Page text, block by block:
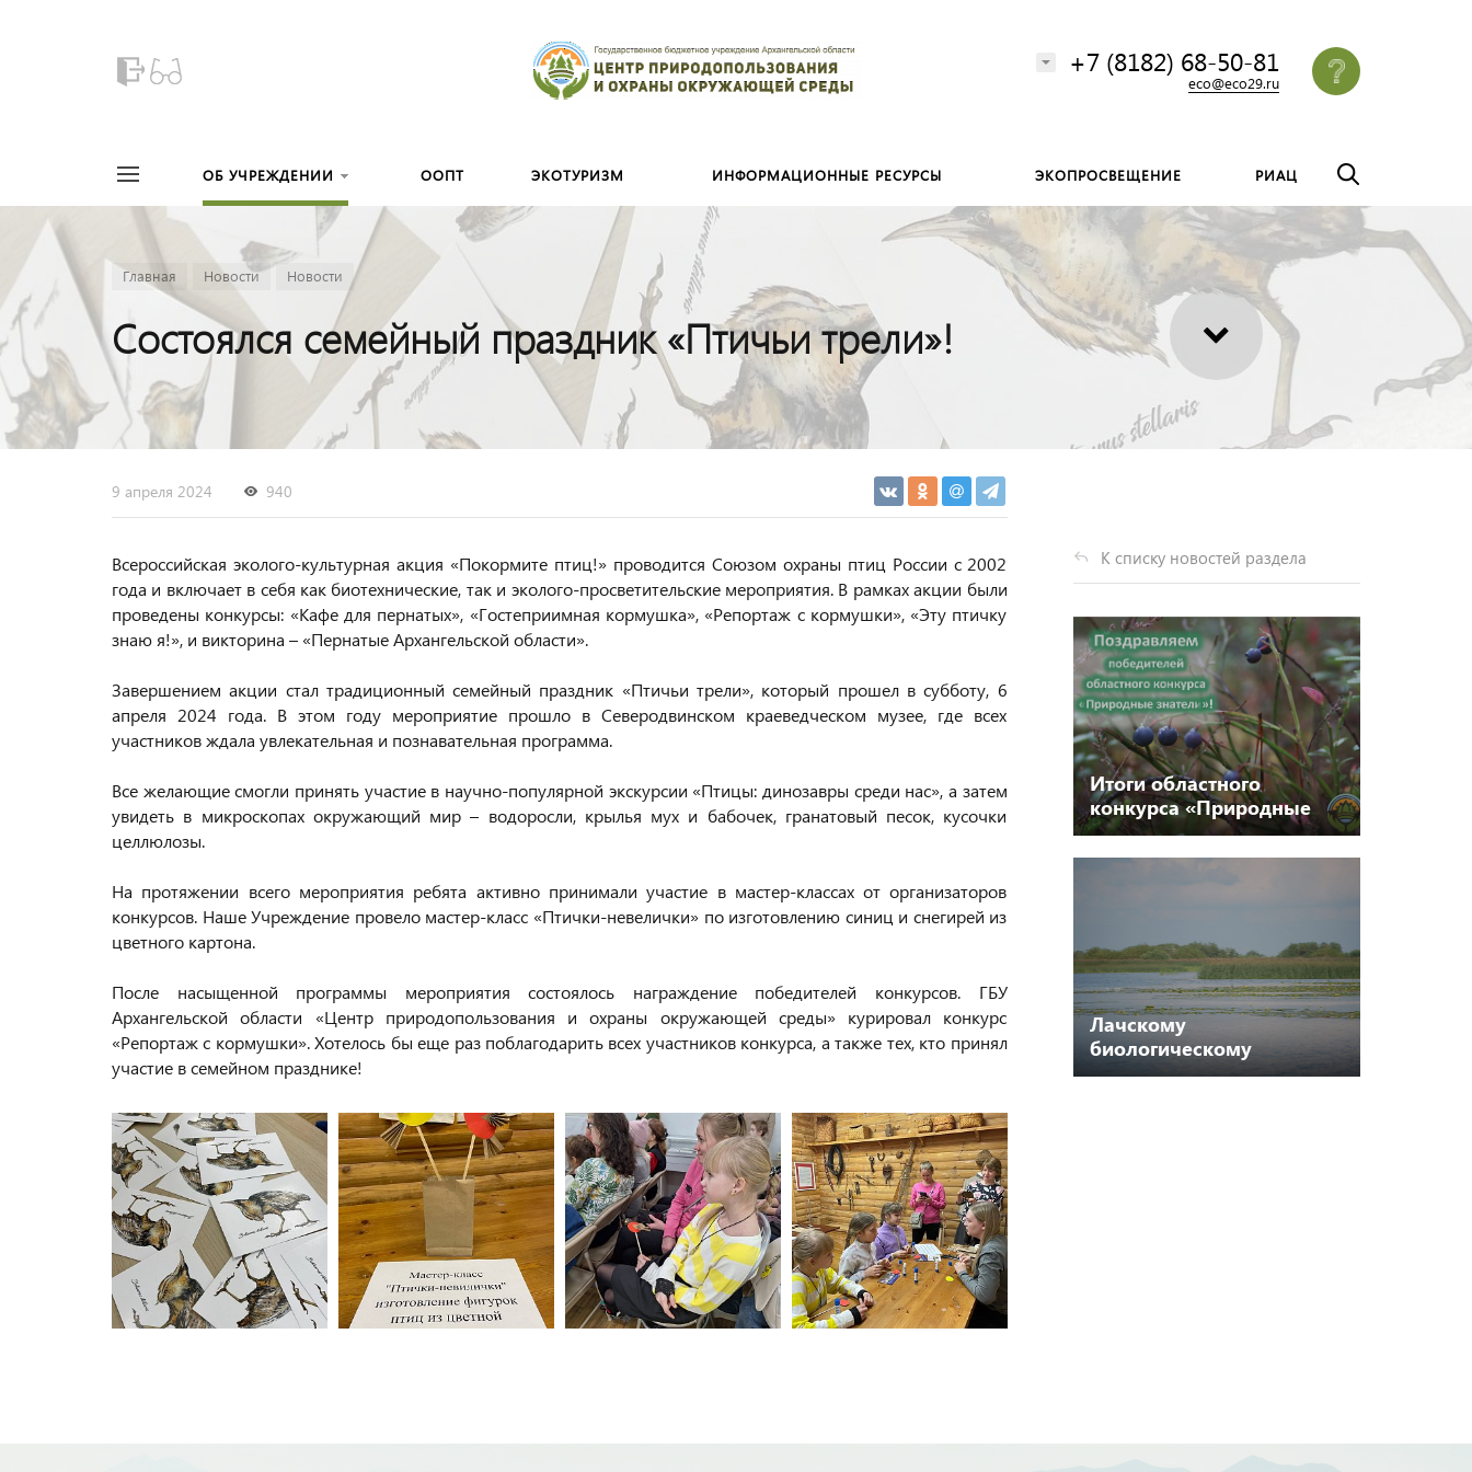
+7 (8182) 68-50-81
eco@eco29.ru
ОБ УЧРЕЖДЕНИИ ООПТ ЭКОТУРИЗМ ИНФОРМАЦИОННЫЕ РЕСУРСЫ ЭКОПРОСВЕЩЕНИЕ РИАЦ
Главная Новости Новости
Состоялся семейный праздник «Птичьи трели»!
К списку новостей раздела
Итоги областного
конкурса «Природные
знатели!»
Лачскому
биологическому
заказнику – 55 лет!
9 апреля 2024 940
Всероссийская эколого-культурная акция «Покормите птиц!» проводится Союзом охраны птиц России с 2002
года и включает в себя как биотехнические, так и эколого-просветительские мероприятия. В рамках акции были
проведены конкурсы: «Кафе для пернатых», «Гостеприимная кормушка», «Репортаж с кормушки», «Эту птичку
знаю я!», и викторина – «Пернатые Архангельской области».
Завершением акции стал традиционный семейный праздник «Птичьи трели», который прошел в субботу, 6
апреля 2024 года. В этом году мероприятие прошло в Северодвинском краеведческом музее, где всех
участников ждала увлекательная и познавательная программа.
Все желающие смогли принять участие в научно-популярной экскурсии «Птицы: динозавры среди нас», а затем
увидеть в микроскопах окружающий мир – водоросли, крылья мух и бабочек, гранатовый песок, кусочки
целлюлозы.
На протяжении всего мероприятия ребята активно принимали участие в мастер-классах от организаторов
конкурсов. Наше Учреждение провело мастер-класс «Птички-невелички» по изготовлению синиц и снегирей из
цветного картона.
После насыщенной программы мероприятия состоялось награждение победителей конкурсов. ГБУ
Архангельской области «Центр природопользования и охраны окружающей среды» курировал конкурс
«Репортаж с кормушки». Хотелось бы еще раз поблагодарить всех участников конкурса, а также тех, кто принял
участие в семейном празднике!